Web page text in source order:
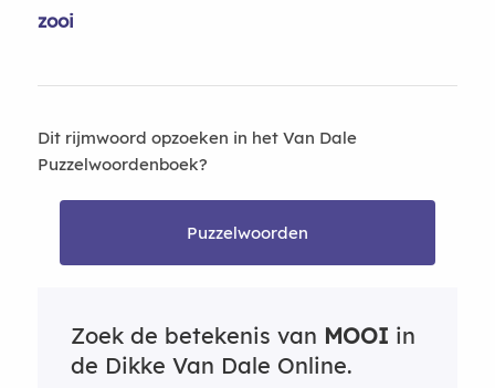
zooi
Dit rijmwoord opzoeken in het Van Dale
Puzzelwoordenboek?
Puzzelwoorden
Zoek de betekenis van MOOI in
de Dikke Van Dale Online.